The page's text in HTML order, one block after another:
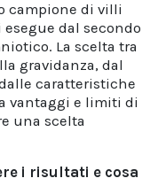
campione di villi
dal secondo
La scelta tra
gravidanza, dal
caratteristiche
vantaggi e limiti di
una scelta
i risultati e cosa